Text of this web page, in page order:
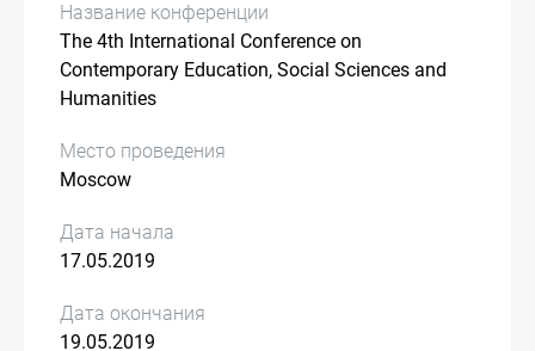
Название конференции
The 4th International Conference on
Contemporary Education, Social Sciences and
Humanities
Место проведения
Moscow
Дата начала
17.05.2019
Дата окончания
19.05.2019